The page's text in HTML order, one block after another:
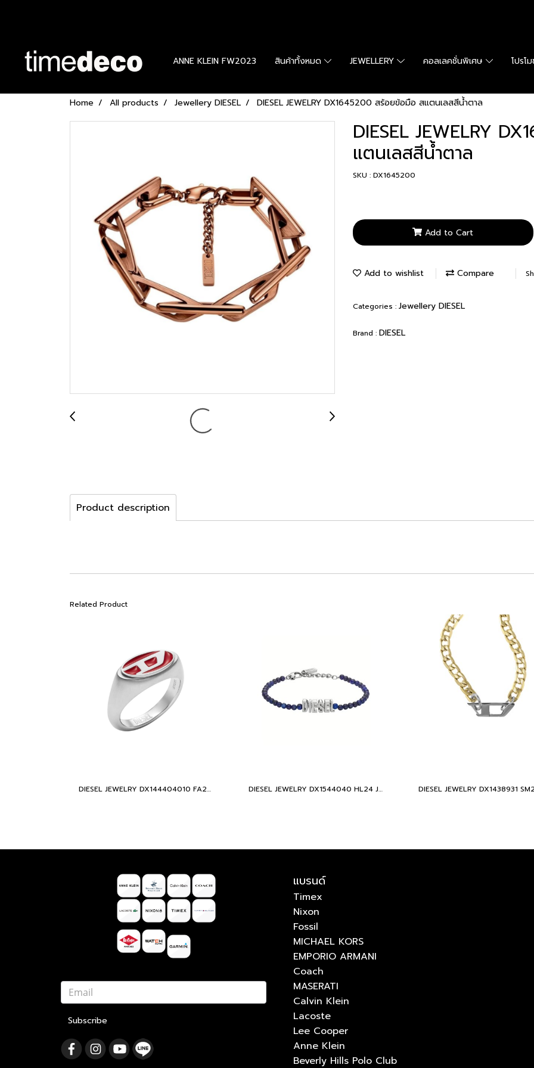
ANNE KLEIN FW2023 สินค้าทั้งหมด JEWELLERY คอลเลคชั่นพิเศษ โปรโ
Home All products Jewellery DIESEL DIESEL JEWELRY DX1645200 สร้อยข้อมือ สแตนเลสสีน้ำตาล
DIESEL JEWELRY
แตนเลสสีน้ำตาล
SKU : DX1645200
Add to Cart
Add to wishlist Compare
Categories : Jewellery DIESEL
Brand : DIESEL
Product description
Related Product
DIESEL JEWELRY DX144404010 FA23 RING BASE METAL WITH CZ10 DIESEL JEWELRY DX1544040 HL24 JEWELRY BASE METAL WITH CZ
Subscribe
แบรนด์
Timex
Nixon
Fossil
MICHAEL KORS
EMPORIO ARMANI
Coach
MASERATI
Calvin Klein
Lacoste
Lee Cooper
Anne Klein
Beverly Hills Polo Club